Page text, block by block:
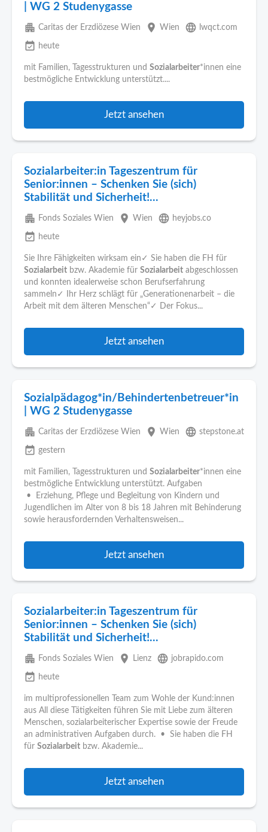
| WG 2 Studenygasse
apartment Caritas der Erzdiözese Wien place Wien language lwqct.com
event_available heute
mit Familien, Tagesstrukturen und Sozialarbeiter*innen eine
bestmögliche Entwicklung unterstützt....
Jetzt ansehen
Sozialarbeiter:in Tageszentrum für
Senior:innen – Schenken Sie (sich)
Stabilität und Sicherheit!...
apartment Fonds Soziales Wien place Wien language heyjobs.co
event_available heute
Sie Ihre Fähigkeiten wirksam ein✓ Sie haben die FH für
Sozialarbeit bzw. Akademie für Sozialarbeit abgeschlossen
und konnten idealerweise schon Berufserfahrung
sammeln✓ Ihr Herz schlägt für „Generationenarbeit – die
Arbeit mit dem älteren Menschen“✓ Der Fokus...
Jetzt ansehen
Sozialpädagog*in/Behindertenbetreuer*in
| WG 2 Studenygasse
apartment Caritas der Erzdiözese Wien place Wien language stepstone.at
event_available gestern
mit Familien, Tagesstrukturen und Sozialarbeiter*innen eine
bestmögliche Entwicklung unterstützt. Aufgaben
• Erziehung, Pflege und Begleitung von Kindern und
Jugendlichen im Alter von 8 bis 18 Jahren mit Behinderung
sowie herausfordernden Verhaltensweisen...
Jetzt ansehen
Sozialarbeiter:in Tageszentrum für
Senior:innen – Schenken Sie (sich)
Stabilität und Sicherheit!...
apartment Fonds Soziales Wien place Lienz language jobrapido.com
event_available heute
im multiprofessionellen Team zum Wohle der Kund:innen
aus All diese Tätigkeiten führen Sie mit Liebe zum älteren
Menschen, sozialarbeiterischer Expertise sowie der Freude
an administrativen Aufgaben durch. • Sie haben die FH
für Sozialarbeit bzw. Akademie...
Jetzt ansehen